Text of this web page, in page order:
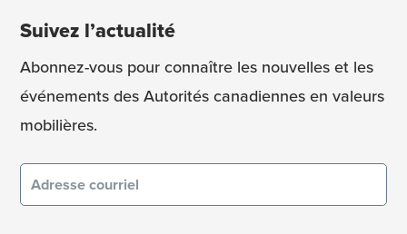
Suivez l’actualité
Abonnez-vous pour connaître les nouvelles et les
événements des Autorités canadiennes en valeurs
mobilières.
Courriel
(obligatoire)